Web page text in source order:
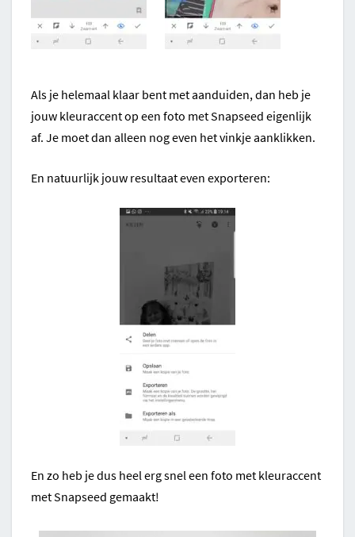
Als je helemaal klaar bent met aanduiden, dan heb je
jouw kleuraccent op een foto met Snapseed eigenlijk
af. Je moet dan alleen nog even het vinkje aanklikken.
En natuurlijk jouw resultaat even exporteren:
En zo heb je dus heel erg snel een foto met kleuraccent
met Snapseed gemaakt!